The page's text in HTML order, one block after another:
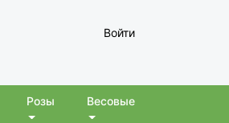
Войти
Розы Весовые